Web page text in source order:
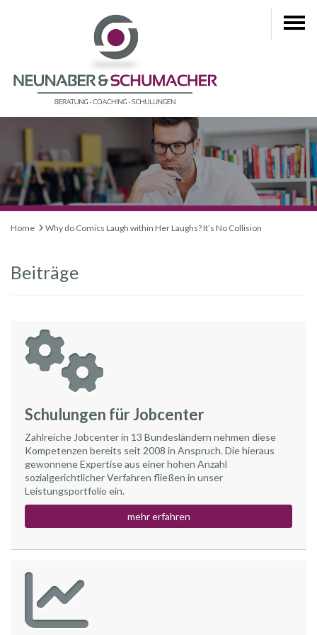
Home Why do Comics Laugh within Her Laughs? It’s No Collision
Beiträge
Schulungen für Jobcenter
Zahlreiche Jobcenter in 13 Bundesländern nehmen diese
Kompetenzen bereits seit 2008 in Anspruch. Die hieraus
gewonnene Expertise aus einer hohen Anzahl
sozialgerichtlicher Verfahren fließen in unser
Leistungsportfolio ein.
mehr erfahren